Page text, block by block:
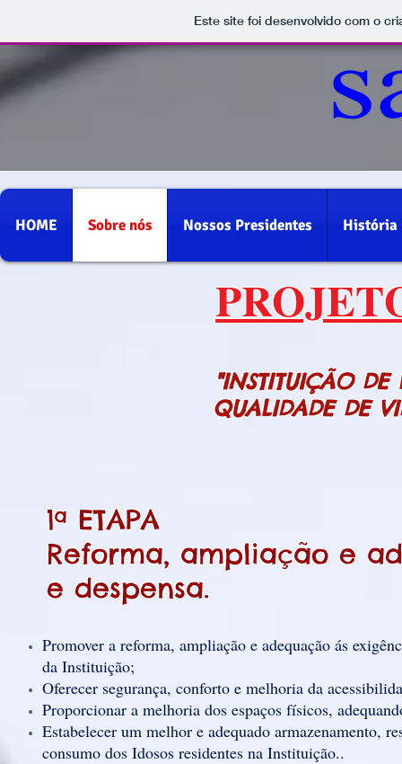
Este site foi desenvolvido com o
"INSTITUIÇÃO
QUALIDADE DE
1ª ETAPA
Reforma, ampliação e
e despensa.
Promover a reforma, ampliação e adequação ás
da Instituição;
Oferecer segurança, conforto e melhoria da
Proporcionar a melhoria dos espaços físicos,
Estabelecer um melhor e adequado armazenamento,
consumo dos Idosos residentes na Instituição..
HOME Sobre nós Nossos Presidentes História